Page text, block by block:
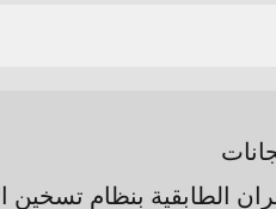
الطابقية بنظام تسخين